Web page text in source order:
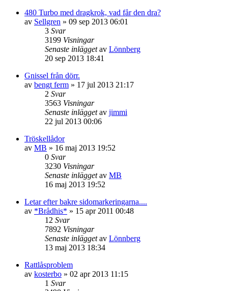
480 Turbo med dragkrok, vad får den dra?
av Sellgren » 09 sep 2013 06:01
3 Svar
3199 Visningar
Senaste inläggetav Lönnberg
20 sep 2013 18:41
Gnissel från dörr.
av bengt ferm » 17 jul 2013 21:17
2 Svar
3563 Visningar
Senaste inläggetav jimmi
22 jul 2013 00:06
Tröskellådor
av MB » 16 maj 2013 19:52
0 Svar
3230 Visningar
Senaste inläggetav MB
16 maj 2013 19:52
Letar efter bakre sidomarkeringarna....
av *Brådhis* » 15 apr 2011 00:48
12 Svar
7892 Visningar
Senaste inläggetav Lönnberg
13 maj 2013 18:34
Rattlåsproblem
av kosterbo » 02 apr 2013 11:15
1 Svar